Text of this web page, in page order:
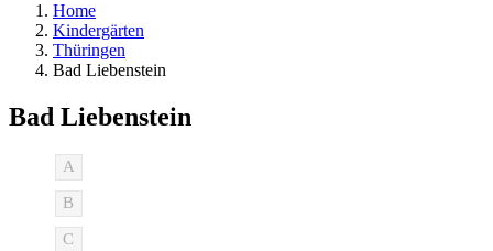
Home
Kindergärten
Thüringen
Bad Liebenstein
Bad Liebenstein
A
B
C